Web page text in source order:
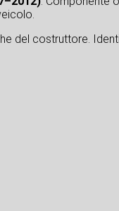
del costruttore.